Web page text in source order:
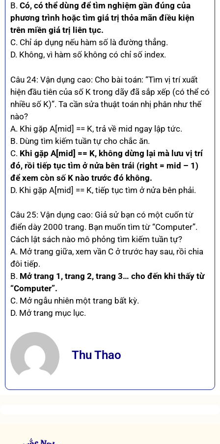
B. Có, có thể dùng để tìm nghiệm gần đúng của
phương trình hoặc tìm giá trị thỏa mãn điều kiện
trên miền giá trị liên tục.
C. Chỉ áp dụng nếu hàm số là đường thẳng.
D. Không, vì hàm số không có chỉ số index.
Câu 24: Vận dụng cao: Cho bài toán: “Tìm vị trí xuất
hiện đầu tiên của số K trong dãy đã sắp xếp (có thể có
nhiều số K)”. Ta cần sửa thuật toán nhị phân như thế
nào?
A. Khi gặp A[mid] == K, trả về mid ngay lập tức.
B. Dùng tìm kiếm tuần tự cho chắc ăn.
C. Khi gặp A[mid] == K, không dừng lại mà lưu vị trí
đó, rồi tiếp tục tìm ở nửa bên trái (right = mid – 1)
để xem còn số K nào trước đó không.
D. Khi gặp A[mid] == K, tiếp tục tìm ở nửa bên phải.
Câu 25: Vận dụng cao: Giả sử bạn có một cuốn từ
điển dày 2000 trang. Bạn muốn tìm từ “Computer”.
Cách lật sách nào mô phỏng tìm kiếm tuần tự?
A. Mở trang giữa, xem vần C ở trước hay sau, rồi chia
đôi tiếp.
B. Mở trang 1, trang 2, trang 3… cho đến khi thấy từ
“Computer”.
C. Mở ngẫu nhiên một trang bất kỳ.
D. Mở trang mục lục.
Thu Thao